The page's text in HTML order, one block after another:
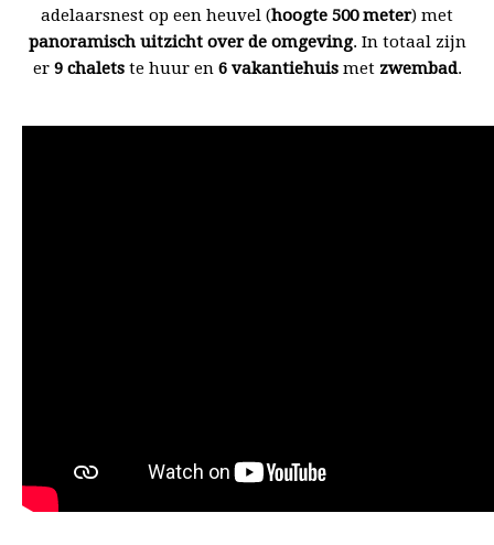
adelaarsnest op een heuvel (hoogte 500 meter) met
panoramisch uitzicht over de omgeving. In totaal zijn
er 9 chaletste huur en 6 vakantiehuismet zwembad.